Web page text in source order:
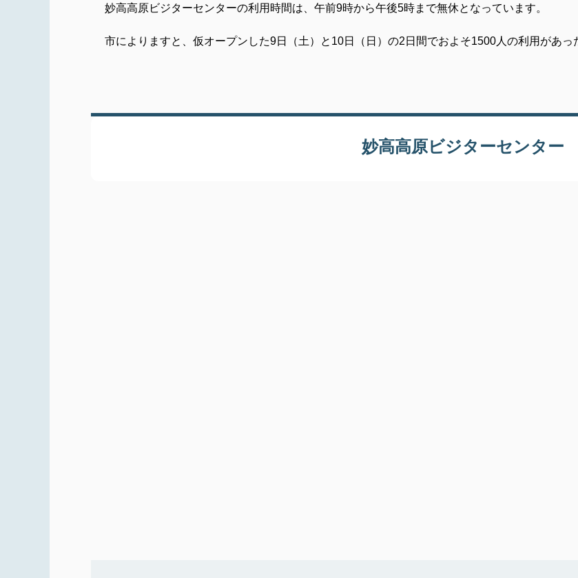
妙高高原ビジターセンターの利用時間は、午前9時から午後5時まで無休となっています。
市によりますと、仮オープンした9日（土）と10日（日）の2日間でおよそ1500人の利用があっ
妙高高原ビジターセンター